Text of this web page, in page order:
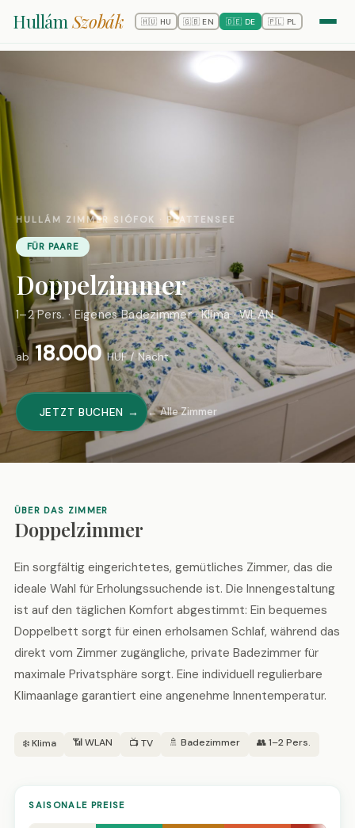
HullámSzobák 🇭🇺 HU 🇬🇧 EN 🇩🇪 DE 🇵🇱 PL
HULLÁM ZIMMER SIÓFOK · PLATTENSEE
FÜR PAARE
Doppelzimmer
1–2 Pers. · Eigenes Badezimmer · Klima · WLAN
ab 18.000HUF / Nacht
JETZT BUCHEN → ← Alle Zimmer
ÜBER DAS ZIMMER
Doppelzimmer
Ein sorgfältig eingerichtetes, gemütliches Zimmer, das die
ideale Wahl für Erholungssuchende ist. Die Innengestaltung
ist auf den täglichen Komfort abgestimmt: Ein bequemes
Doppelbett sorgt für einen erholsamen Schlaf, während das
direkt vom Zimmer zugängliche, private Badezimmer für
maximale Privatsphäre sorgt. Eine individuell regulierbare
Klimaanlage garantiert eine angenehme Innentemperatur.
❄️ Klima 📶 WLAN 📺 TV 🚿 Badezimmer 👥 1–2 Pers.
SAISONALE PREISE